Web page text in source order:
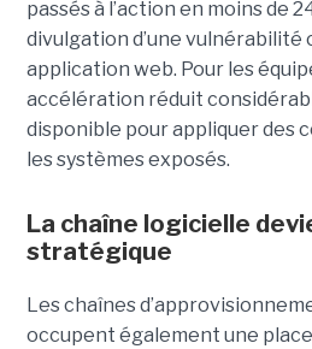
passés à l’action en moins de
divulgation d’une
application web. Pour les
accélération réduit
disponible pour appliquer des
les systèmes exposés.
La chaîne logicielle
stratégique
Les chaînes
occupent également une